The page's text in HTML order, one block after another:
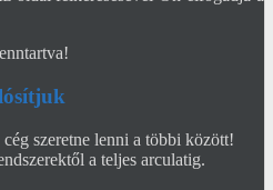
szeretne lenni a többi között!
a teljes arculatig.